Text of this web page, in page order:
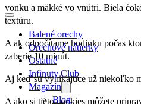
Balené orechy
Orechové nátierky
Ostatné
Infinuty Club
Magazín
Blog
vonku a mäkké vo vnútri. Biela
textúru.
A ak odpočítame hodinku počas
zaberie 10 minút.
Aj keď sú vynikajúce už niekoľko
A ako si tieto cookies môžete